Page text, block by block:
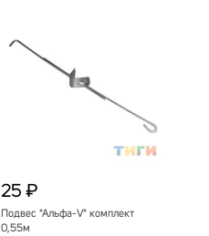
25 ₽
Подвес "Альфа-V" комплект
0,55м